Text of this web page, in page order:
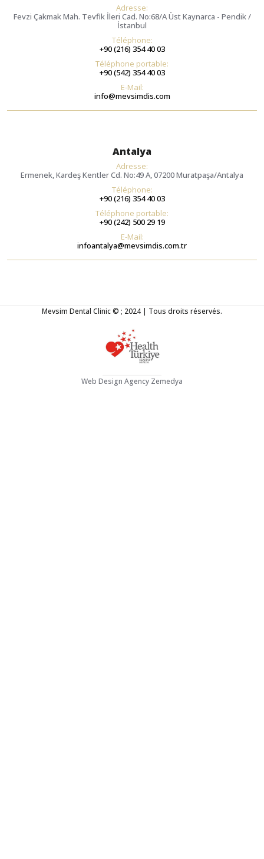
Adresse:
Fevzi Çakmak Mah. Tevfik İleri Cad. No:68/A Üst Kaynarca - Pendik /
İstanbul
Téléphone:
+90 (216) 354 40 03
Téléphone portable:
+90 (542) 354 40 03
E-Mail:
info@mevsimdis.com
Antalya
Adresse:
Ermenek, Kardeş Kentler Cd. No:49 A, 07200 Muratpaşa/Antalya
Téléphone:
+90 (216) 354 40 03
Téléphone portable:
+90 (242) 500 29 19
E-Mail:
infoantalya@mevsimdis.com.tr
Mevsim Dental Clinic © ; 2024 | Tous droits réservés.
Web Design Agency Zemedya